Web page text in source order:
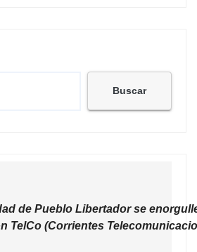
Buscar
de Pueblo Libertador se
TelCo (Corrientes